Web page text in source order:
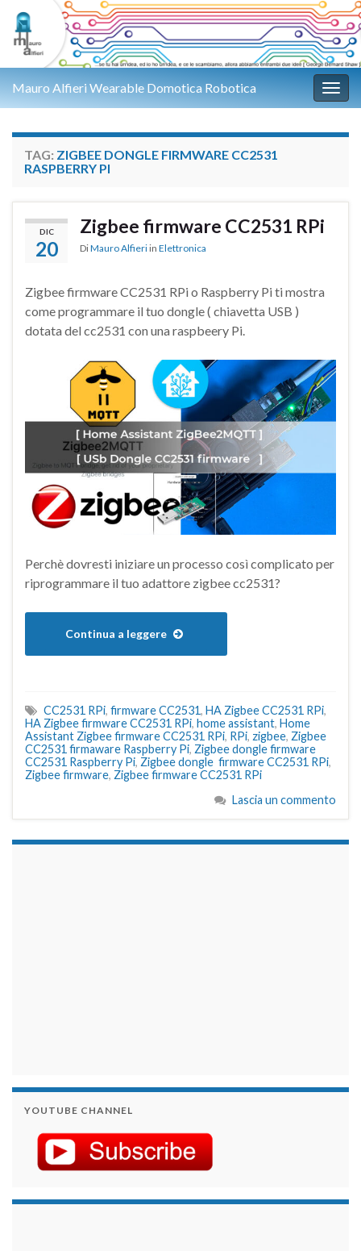
Mauro Alfieri Wearable Domotica Robotica
TAG: ZIGBEE DONGLE FIRMWARE CC2531
RASPBERRY PI
DIC
20
Zigbee firmware CC2531 RPi
DiMauro Alfieri in Elettronica
Zigbee firmware CC2531 RPi o Raspberry Pi ti mostra
come programmare il tuo dongle ( chiavetta USB )
dotata del cc2531 con una raspbeery Pi.
Perchè dovresti iniziare un processo così complicato per
riprogrammare il tuo adattore zigbee cc2531?
Continua a leggere
CC2531 RPi, firmware CC2531, HA Zigbee CC2531 RPi,
HA Zigbee firmware CC2531 RPi, home assistant, Home
Assistant Zigbee firmware CC2531 RPi, RPi, zigbee, Zigbee
CC2531 firmaware Raspberry Pi, Zigbee dongle firmware
CC2531 Raspberry Pi, Zigbee dongle firmware CC2531 RPi,
Zigbee firmware, Zigbee firmware CC2531 RPi
Lascia un commento
YOUTUBE CHANNEL